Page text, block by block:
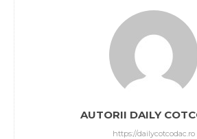
AUTORII DAILY
https://dailycotcodac.ro